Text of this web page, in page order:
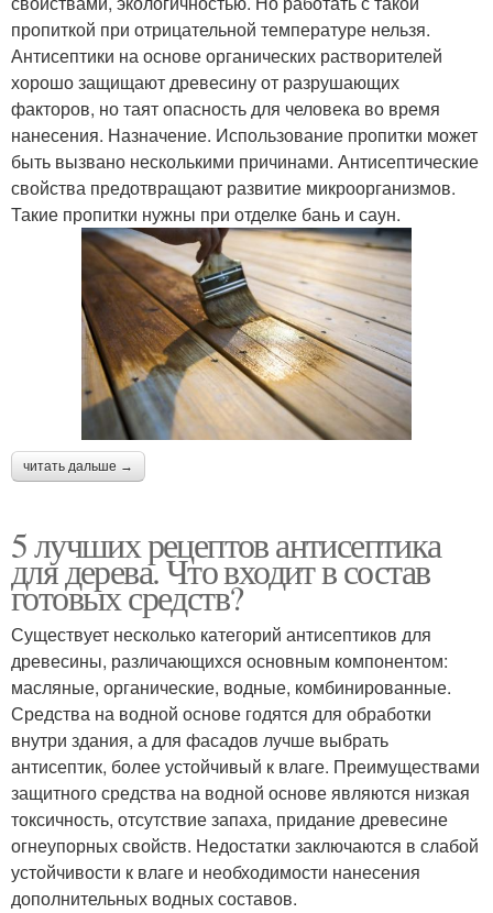
пропиткой при отрицательной температуре нельзя.
Антисептики на основе органических растворителей
хорошо защищают древесину от разрушающих
факторов, но таят опасность для человека во время
нанесения. Назначение. Использование пропитки может
быть вызвано несколькими причинами. Антисептические
свойства предотвращают развитие микроорганизмов.
Такие пропитки нужны при отделке бань и саун.
читать дальше →
5 лучших рецептов антисептика
для дерева. Что входит в состав
готовых средств?
Существует несколько категорий антисептиков для
древесины, различающихся основным компонентом:
масляные, органические, водные, комбинированные.
Средства на водной основе годятся для обработки
внутри здания, а для фасадов лучше выбрать
антисептик, более устойчивый к влаге. Преимуществами
защитного средства на водной основе являются низкая
токсичность, отсутствие запаха, придание древесине
огнеупорных свойств. Недостатки заключаются в слабой
устойчивости к влаге и необходимости нанесения
дополнительных водных составов.